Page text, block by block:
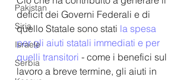
Pakistan
Siria
Israele
Serbia
deficit dei Governi Federali e di
quello Statale sono stati la spesa
per gli aiuti statali immediati e per
quelli transitori - come i benefici sul
lavoro a breve termine, gli aiuti in